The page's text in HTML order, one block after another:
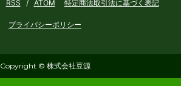
RSS / ATOM 特定商法取引法に基づく表記
プライバシーポリシー
Copyright © 株式会社豆源